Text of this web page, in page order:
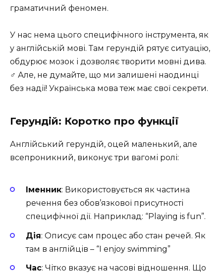
граматичний феномен.
У нас нема цього специфічного інструмента, як
у англійській мові. Там герундій рятує ситуацію,
обдурює мозок і дозволяє творити мовні дива.
‍♂️ Але, не думайте, що ми залишені наодинці
без надії! Українська мова теж має свої секрети.
Герундій: Коротко про функції
Англійський герундій, оцей маленький, але
всепроникний, виконує три вагомі ролі:
Іменник: Використовується як частина
речення без обов’язкової присутності
специфічної дії. Наприклад: “Playing is fun”.
Дія: Описує сам процес або стан речей. Як
там в англійців – “I enjoy swimming”
Час: Чітко вказує на часові відношення. Що